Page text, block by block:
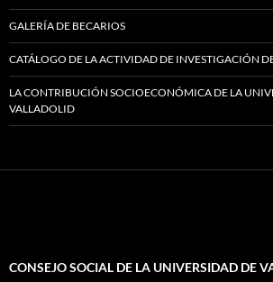
GALERÍA DE BECARIOS
CATÁLOGO DE LA ACTIVIDAD DE INVESTIGACIÓN
LA CONTRIBUCIÓN SOCIOECONÓMICA DE LA
VALLADOLID
CONSEJO SOCIAL DE LA UNIVERSIDAD DE